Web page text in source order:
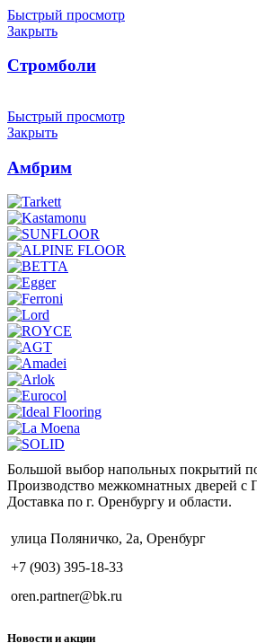
Быстрый просмотр
Закрыть
Стромболи
Быстрый просмотр
Закрыть
Амбрим
Большой выбор напольных покрытий
Производство межкомнатных дверей
Доставка по г. Оренбургу и области.
улица Поляничко, 2а, Оренбург
+7 (903) 395-18-33
oren.partner@bk.ru
Новости и акции